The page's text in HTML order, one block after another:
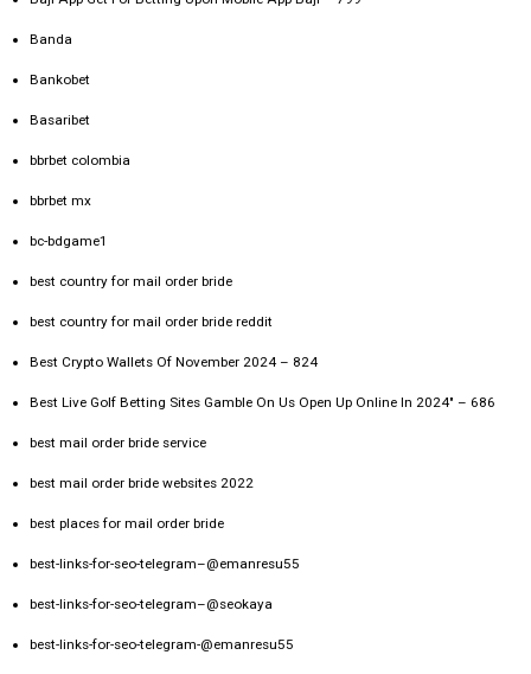
Banda
Bankobet
Basaribet
bbrbet colombia
bbrbet mx
bc-bdgame1
best country for mail order bride
best country for mail order bride reddit
Best Crypto Wallets Of November 2024 – 824
Best Live Golf Betting Sites Gamble On Us Open Up Online In 2024" – 686
best mail order bride service
best mail order bride websites 2022
best places for mail order bride
best-links-for-seo-telegram–@emanresu55
best-links-for-seo-telegram–@seokaya
best-links-for-seo-telegram-@emanresu55